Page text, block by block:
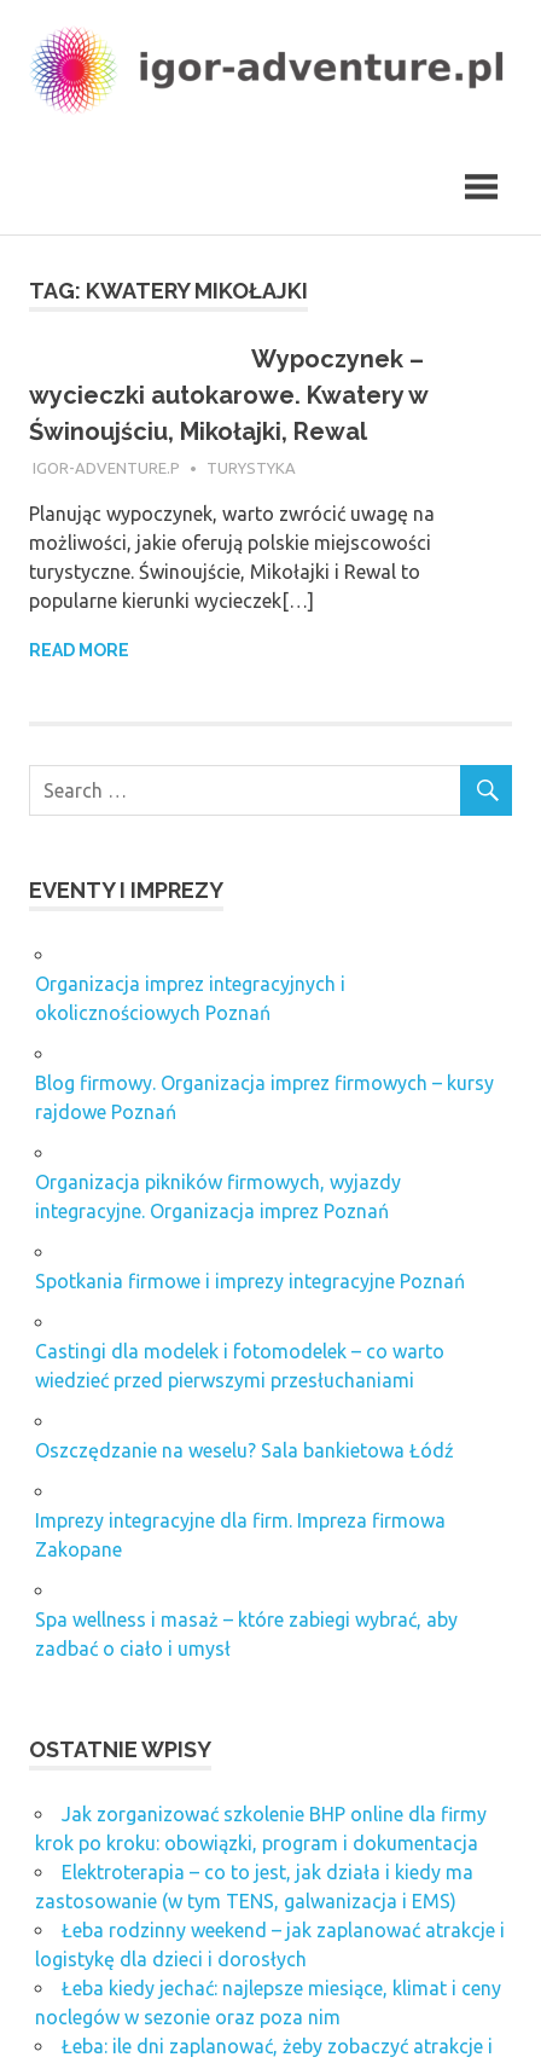
content
TAG: KWATERY MIKOŁAJKI
Wypoczynek –
wycieczki autokarowe. Kwatery w
Świnoujściu, Mikołajki, Rewal
13 STYCZNIA 2018
IGOR-ADVENTURE.P TURYSTYKA
Planując wypoczynek, warto zwrócić uwagę na
możliwości, jakie oferują polskie miejscowości
turystyczne. Świnoujście, Mikołajki i Rewal to
popularne kierunki wycieczek[…]
READ MORE
EVENTY I IMPREZY
Organizacja imprez integracyjnych i
okolicznościowych Poznań
Blog firmowy. Organizacja imprez firmowych – kursy
rajdowe Poznań
Organizacja pikników firmowych, wyjazdy
integracyjne. Organizacja imprez Poznań
Spotkania firmowe i imprezy integracyjne Poznań
Castingi dla modelek i fotomodelek – co warto
wiedzieć przed pierwszymi przesłuchaniami
Oszczędzanie na weselu? Sala bankietowa Łódź
Imprezy integracyjne dla firm. Impreza firmowa
Zakopane
Spa wellness i masaż – które zabiegi wybrać, aby
zadbać o ciało i umysł
OSTATNIE WPISY
Jak zorganizować szkolenie BHP online dla firmy
krok po kroku: obowiązki, program i dokumentacja
Elektroterapia – co to jest, jak działa i kiedy ma
zastosowanie (w tym TENS, galwanizacja i EMS)
Łeba rodzinny weekend – jak zaplanować atrakcje i
logistykę dla dzieci i dorosłych
Łeba kiedy jechać: najlepsze miesiące, klimat i ceny
noclegów w sezonie oraz poza nim
Łeba: ile dni zaplanować, żeby zobaczyć atrakcje i